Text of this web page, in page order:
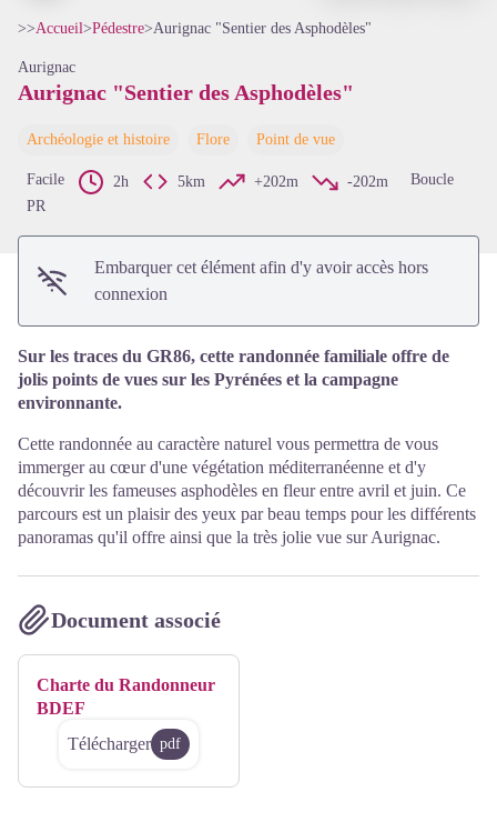
>>Accueil>Pédestre>Aurignac "Sentier des Asphodèles"
Aurignac
Aurignac "Sentier des Asphodèles"
Archéologie et histoire Flore Point de vue
Facile 2h 5km +202m -202m
Boucle
PR
Embarquer cet élément afin d'y avoir accès hors
connexion
Sur les traces du GR86, cette randonnée familiale offre de
jolis points de vues sur les Pyrénées et la campagne
environnante.
Cette randonnée au caractère naturel vous permettra de vous
immerger au cœur d'une végétation méditerranéenne et d'y
découvrir les fameuses asphodèles en fleur entre avril et juin. Ce
parcours est un plaisir des yeux par beau temps pour les différents
panoramas qu'il offre ainsi que la très jolie vue sur Aurignac.
Document associé
Charte du Randonneur
BDEF
Télécharger pdf